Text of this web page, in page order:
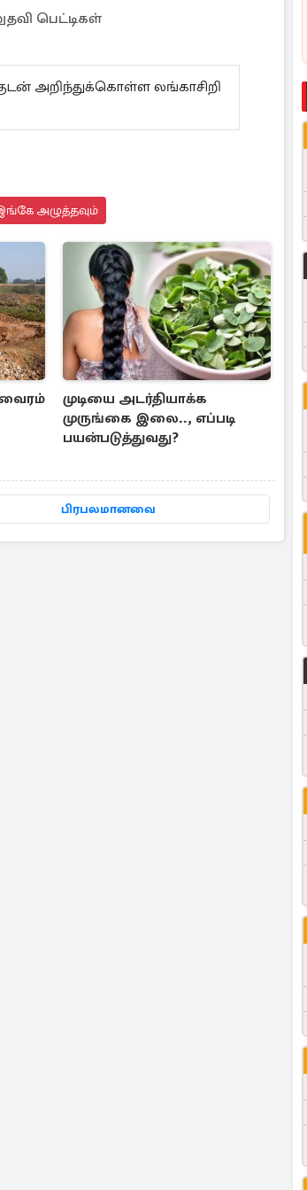
பெட்டிகள்
அறிந்துக்கொள்ள லங்காசிறி
அழுத்தவும்
முடியை அடர்தியாக்க
முருங்கை இலை.., எப்படி
பயன்படுத்துவது?
பிரபலமானவை